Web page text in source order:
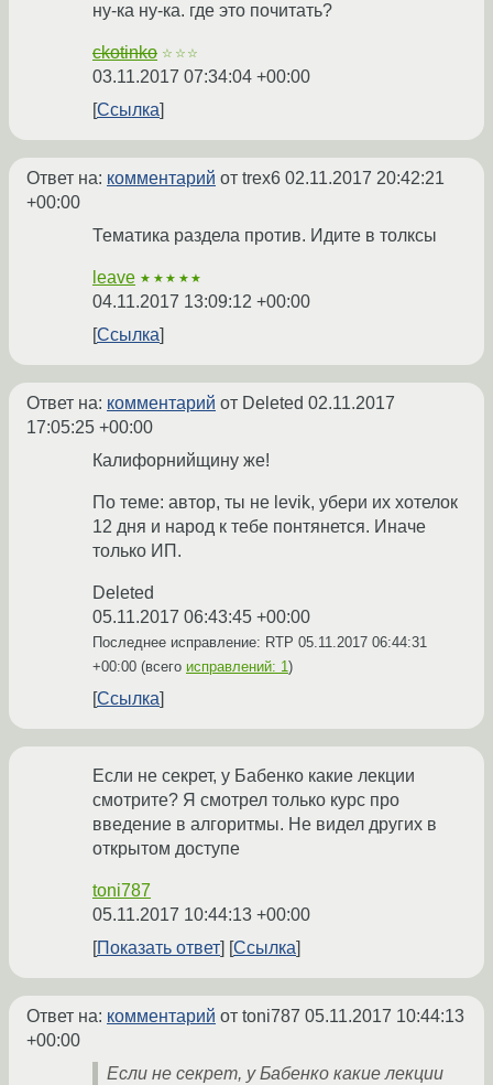
ну-ка ну-ка. где это почитать?
ckotinko ☆☆☆
03.11.2017 07:34:04 +00:00
Ссылка
Ответ на: комментарий от trex6 02.11.2017 20:42:21
+00:00
Тематика раздела против. Идите в толксы
leave ★★★★★
04.11.2017 13:09:12 +00:00
Ссылка
Ответ на: комментарий от Deleted 02.11.2017
17:05:25 +00:00
Калифорнийщину же!
По теме: автор, ты не levik, убери их хотелок
12 дня и народ к тебе понтянется. Иначе
только ИП.
Deleted
05.11.2017 06:43:45 +00:00
Последнее исправление: RTP 05.11.2017 06:44:31
+00:00 (всего исправлений: 1)
Ссылка
Если не секрет, у Бабенко какие лекции
смотрите? Я смотрел только курс про
введение в алгоритмы. Не видел других в
открытом доступе
toni787
05.11.2017 10:44:13 +00:00
Показать ответ
Ссылка
Ответ на: комментарий от toni787 05.11.2017 10:44:13
+00:00
Если не секрет, у Бабенко какие лекции